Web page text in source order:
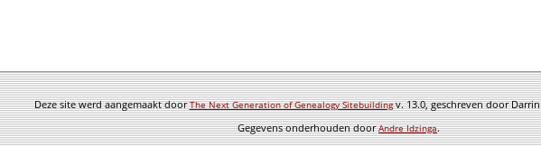
Deze site werd aangemaakt doorThe Next Generation of Genealogy Sitebuildingv. 13.0, geschreven door
Gegevens onderhouden doorAndre Idzinga.